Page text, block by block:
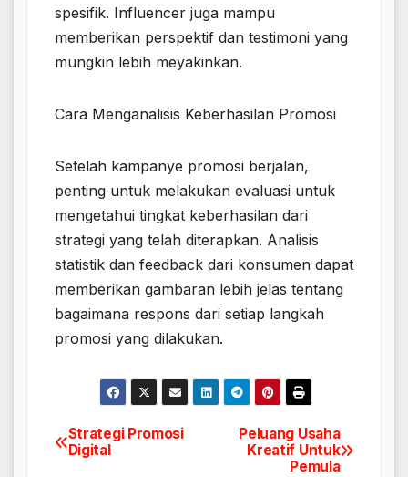
spesifik. Influencer juga mampu
memberikan perspektif dan testimoni yang
mungkin lebih meyakinkan.
Cara Menganalisis Keberhasilan Promosi
Setelah kampanye promosi berjalan,
penting untuk melakukan evaluasi untuk
mengetahui tingkat keberhasilan dari
strategi yang telah diterapkan. Analisis
statistik dan feedback dari konsumen dapat
memberikan gambaran lebih jelas tentang
bagaimana respons dari setiap langkah
promosi yang dilakukan.
Navigasi
Peluang Usaha
Kreatif Untuk
Pemula
Strategi Promosi
Digital